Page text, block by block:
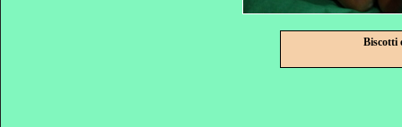
Biscotti